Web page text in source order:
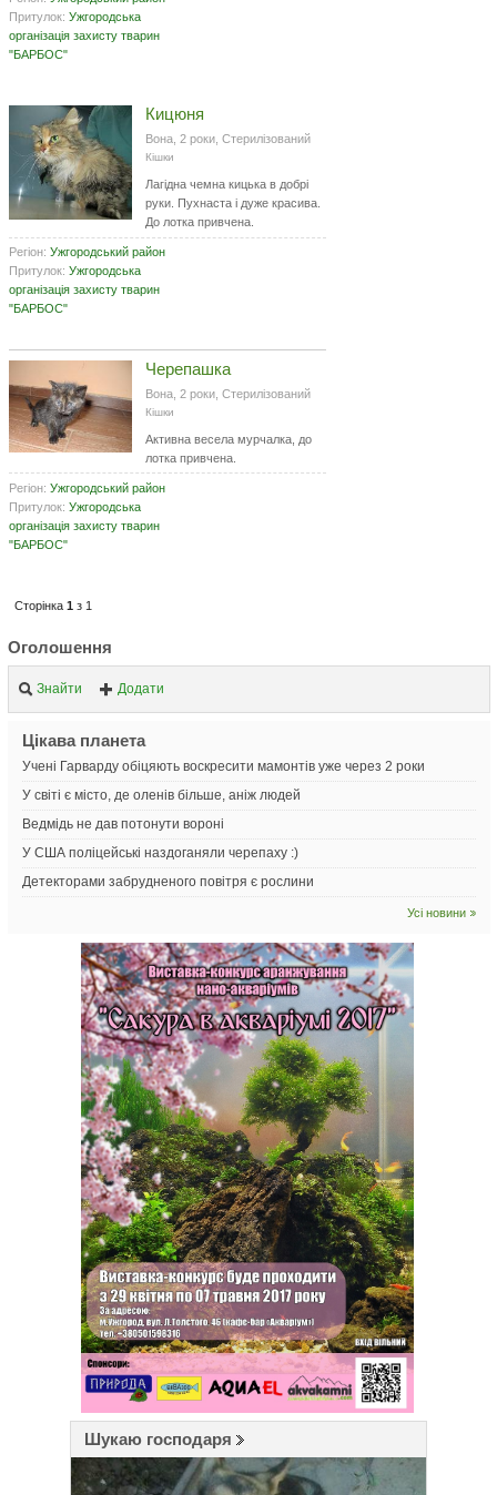
Притулок: Ужгородська
організація захисту тварин
"БАРБОС"
Кицюня
Вона, 2 роки, Стерилізований
Кішки
Лагідна чемна кицька в добрі
руки. Пухнаста і дуже красива.
До лотка привчена.
Регіон: Ужгородський район
Притулок: Ужгородська
організація захисту тварин
"БАРБОС"
Черепашка
Вона, 2 роки, Стерилізований
Кішки
Активна весела мурчалка, до
лотка привчена.
Регіон: Ужгородський район
Притулок: Ужгородська
організація захисту тварин
"БАРБОС"
Сторінка 1 з 1
Оголошення
Знайти Додати
Цікава планета
Учені Гарварду обіцяють воскресити мамонтів уже через 2 роки
У світі є місто, де оленів більше, аніж людей
Ведмідь не дав потонути вороні
У США поліцейські наздоганяли черепаху :)
Детекторами забрудненого повітря є рослини
Усі новини
Шукаю господаря